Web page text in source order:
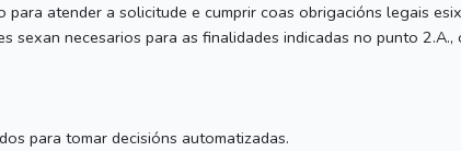
atender a solicitude e cumprir coas obrigacións legais
sexan necesarios para as finalidades indicadas no punto
para tomar decisións automatizadas.